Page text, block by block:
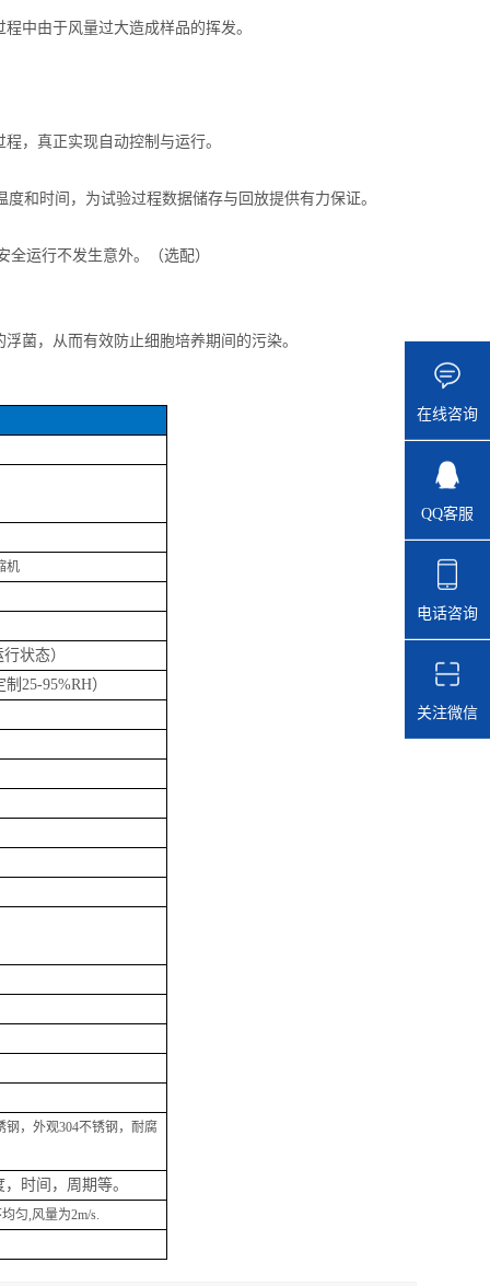
中由于风量过大造成样品的挥发。
，真正实现自动控制与运行。
和时间，为试验过程数据储存与回放提供有力保证。
全运行不发生意外。（选配）
菌，从而有效防止细胞培养期间的污染。
机
状态）
25-95%RH）
钢，外观304不锈钢，耐腐
时间，周期等。
匀,风量为2m/s.
在线咨询
QQ客服
电话咨询
关注微信